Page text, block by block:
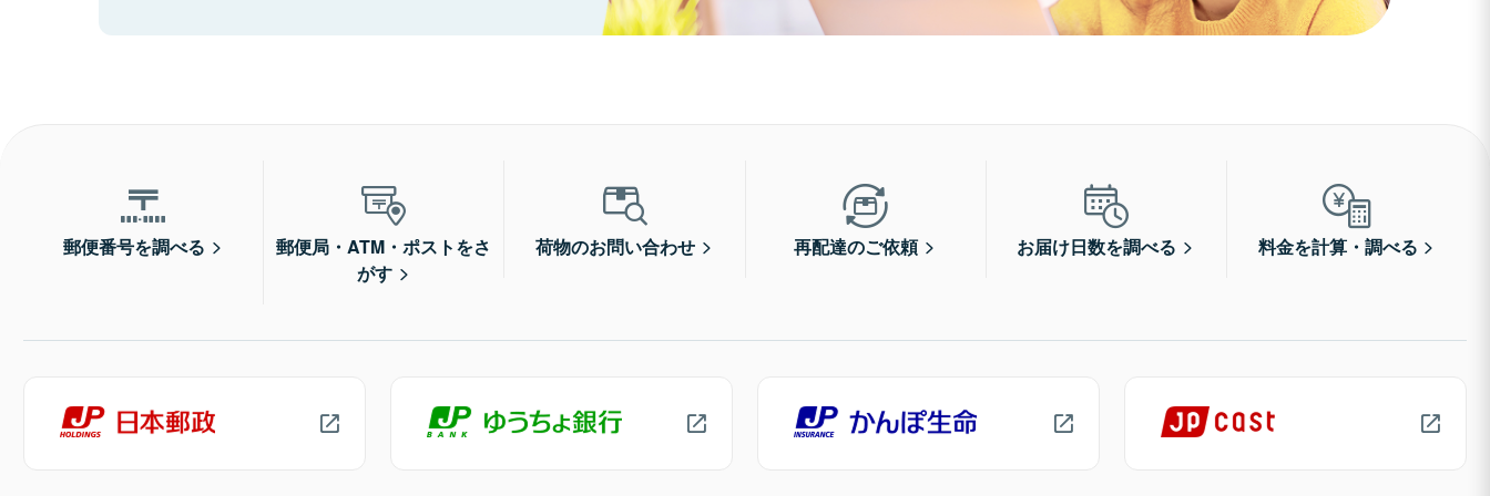
郵便番号を調べる
郵便局・ATM・ポストをさ
がす
荷物のお問い合わせ 再配達のご依頼 お届け日数を調べる 料金を計算・調べる